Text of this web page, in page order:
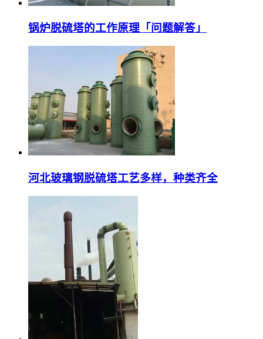
锅炉脱硫塔的工作原理「问题解答」
河北玻璃钢脱硫塔工艺多样，种类齐全